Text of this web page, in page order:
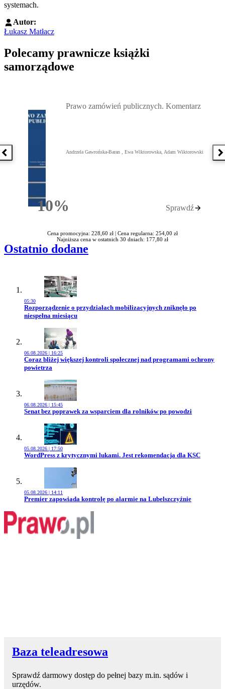
systemach.
Autor:
Łukasz Matłacz
Polecamy prawnicze książki
samorządowe
Poprzednia książka
10%Rabatu
Prawo zamówień publicznych. Komentarz
Andrzela Gawrońska-Baran , Ewa Wiktorowska, Adam Wiktorowski
Sprawdź
Cena promocyjna: 228,60 zł | Cena regularna: 254,00 zł
Najniższa cena w ostatnich 30 dniach: 177,80 zł
Ostatnio dodane
05:30
Przejdź do artykułu:
Rozporządzenie o przydziałach mobilizacyjnych zniknęło po
niespełna miesiącu
06.08.2026 | 16:25
Przejdź do artykułu:
Coraz bliżej większej kontroli społecznej nad programami ochrony
powietrza
06.08.2026 | 15:45
Przejdź do artykułu:
Senat bez poprawek za wsparciem dla rolników po powodzi
05.08.2026 | 17:50
Przejdź do artykułu:
WordPress z krytycznymi lukami. Jest rekomendacja dla KSC
05.08.2026 | 14:11
Przejdź do artykułu:
Premier zapowiada kontrolę po alarmie na Lubelszczyźnie
Baza teleadresowa
Sprawdź darmowy dostęp do pełnej bazy m.in. sądów i
urzędów.